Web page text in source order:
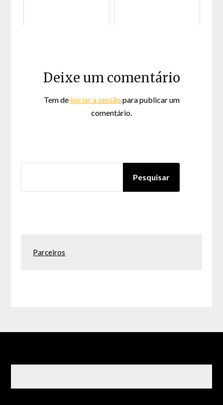
Deixe um comentário
Tem de iniciar a sessão para publicar um
comentário.
Pesquisar
Parceiros